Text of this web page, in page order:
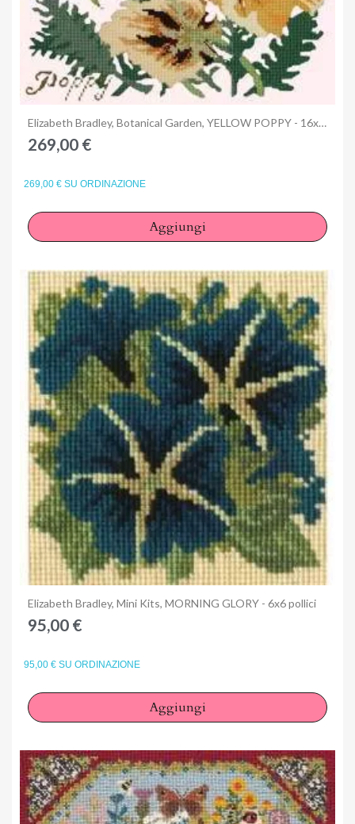
Anteprima Elizabeth Bradley, Botanical Garden, YELLOW POPPY - 16x16 pollici
269,00 €
269,00 € SU ORDINAZIONE
Aggiungi
Anteprima
Elizabeth Bradley, Mini Kits, MORNING GLORY - 6x6 pollici
95,00 €
95,00 € SU ORDINAZIONE
Aggiungi